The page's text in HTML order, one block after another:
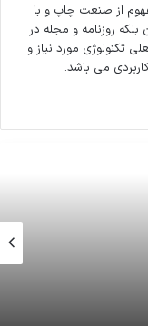
از صنعت چاپ و با
روزنامه و مجله در
تکنولوژی مورد نیاز و
می باشد.